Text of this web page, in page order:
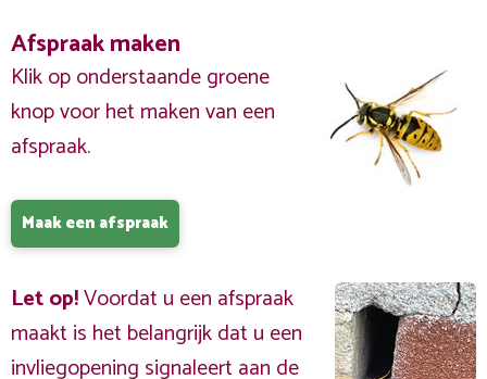
Afspraak maken
Klik op onderstaande groene
knop voor het maken van een
afspraak.
Maak een afspraak
Let op!Voordat u een afspraak
maakt is het belangrijk dat u een
invliegopening signaleert aan de